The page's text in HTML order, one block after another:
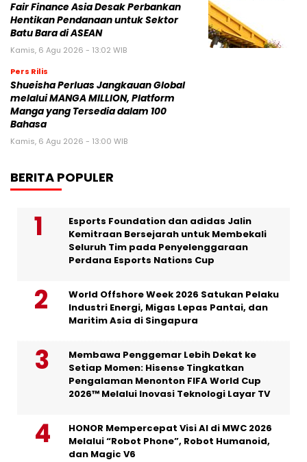
Fair Finance Asia Desak Perbankan
Hentikan Pendanaan untuk Sektor
Batu Bara di ASEAN
Kamis, 6 Agu 2026 - 13:02 WIB
Pers Rilis
Shueisha Perluas Jangkauan Global
melalui MANGA MILLION, Platform
Manga yang Tersedia dalam 100
Bahasa
Kamis, 6 Agu 2026 - 13:00 WIB
BERITA POPULER
Esports Foundation dan adidas Jalin
Kemitraan Bersejarah untuk Membekali
Seluruh Tim pada Penyelenggaraan
Perdana Esports Nations Cup
World Offshore Week 2026 Satukan Pelaku
Industri Energi, Migas Lepas Pantai, dan
Maritim Asia di Singapura
Membawa Penggemar Lebih Dekat ke
Setiap Momen: Hisense Tingkatkan
Pengalaman Menonton FIFA World Cup
2026™ Melalui Inovasi Teknologi Layar TV
HONOR Mempercepat Visi AI di MWC 2026
Melalui “Robot Phone”, Robot Humanoid,
dan Magic V6